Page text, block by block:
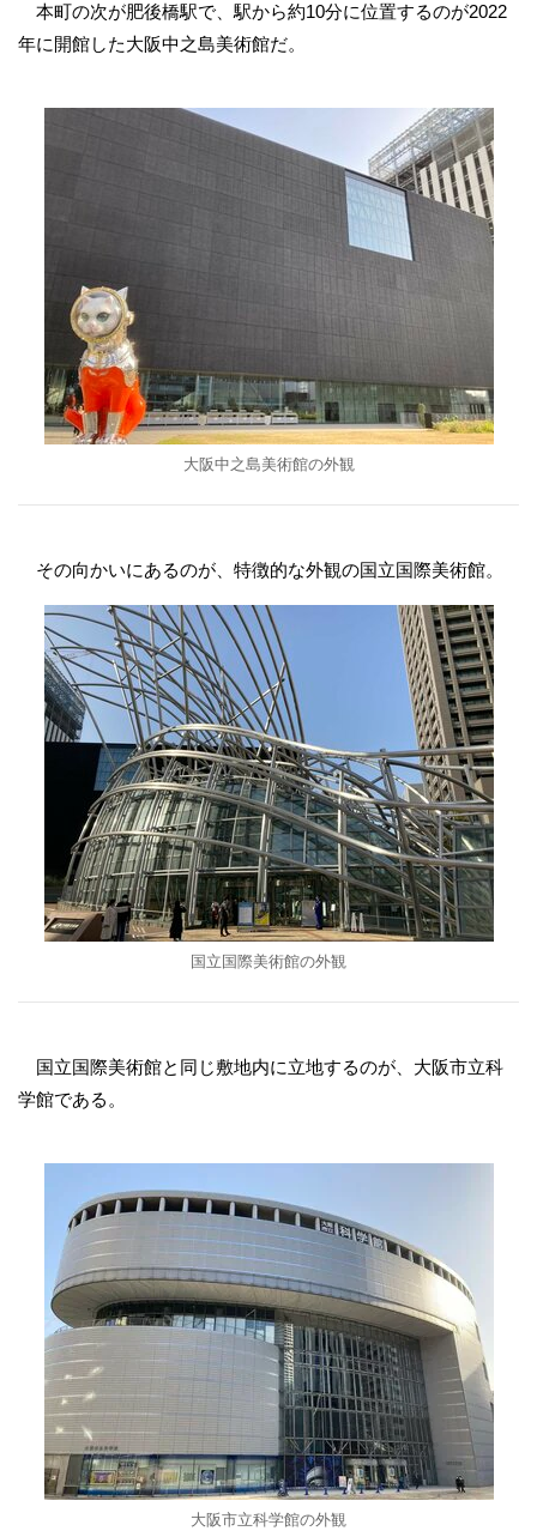
本町の次が肥後橋駅で、駅から約10分に位置するのが2022
年に開館した大阪中之島美術館だ。
大阪中之島美術館の外観
その向かいにあるのが、特徴的な外観の国立国際美術館。
国立国際美術館の外観
国立国際美術館と同じ敷地内に立地するのが、大阪市立科
学館である。
大阪市立科学館の外観